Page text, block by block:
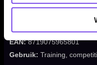
Darts inbegrepen:Nee
Artikelcode:
EAN:8719075965801
Gebruik: Training,